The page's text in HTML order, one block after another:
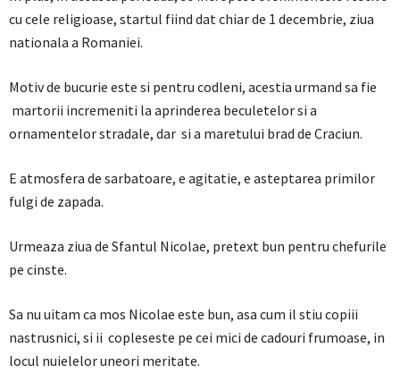
cu cele religioase, startul fiind dat chiar de 1 decembrie, ziua
nationala a Romaniei.
Motiv de bucurie este si pentru codleni, acestia urmand sa fie
martorii incremeniti la aprinderea beculetelor si a
ornamentelor stradale, dar si a maretului brad de Craciun.
E atmosfera de sarbatoare, e agitatie, e asteptarea primilor
fulgi de zapada.
Urmeaza ziua de Sfantul Nicolae, pretext bun pentru chefurile
pe cinste.
Sa nu uitam ca mos Nicolae este bun, asa cum il stiu copiii
nastrusnici, si ii copleseste pe cei mici de cadouri frumoase, in
locul nuielelor uneori meritate.